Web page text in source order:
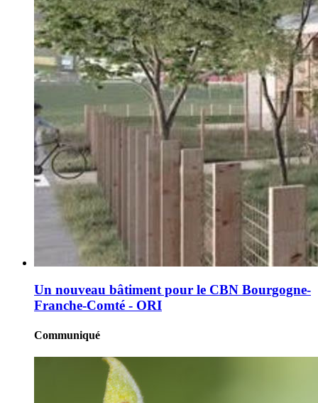
Un nouveau bâtiment pour le CBN Bourgogne-
Franche-Comté - ORI
Communiqué